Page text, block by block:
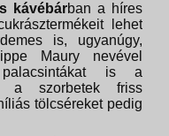
kávébárban a híres
lehet
is, ugyanúgy,
Maury nevével
is a
a szorbetek friss
tölcséreket pedig